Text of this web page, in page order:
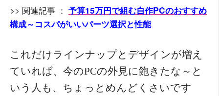
>> 関連記事 ： 予算15万円で組む自作PCのおすすめ
構成～コスパがいいパーツ選択と性能
これだけラインナップとデザインが増え
ていれば、今のPCの外見に飽きたな～と
いう人も、ちょっとめんどくさいです